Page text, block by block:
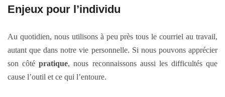
Enjeux pour l’individu
Au quotidien, nous utilisons à peu près tous le courriel au travail,
autant que dans notre vie personnelle. Si nous pouvons apprécier
son côtépratique, nous reconnaissons aussi les difficultés que
cause l’outil et ce qui l’entoure.